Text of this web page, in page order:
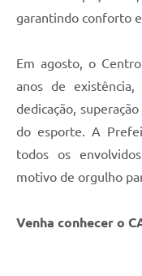
garantindo conforto
Em agosto, o
anos de
dedicação,
do esporte. A
todos os
motivo de orgulho
Venha conhecer o